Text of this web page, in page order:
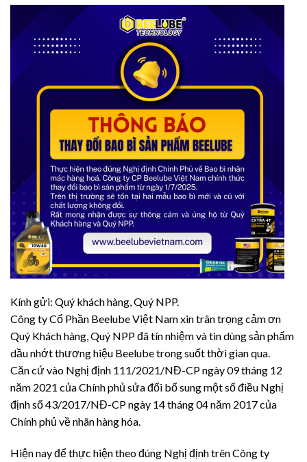
Kính gửi: Quý khách hàng, Quý NPP.
Công ty Cổ Phần Beelube Việt Nam xin trân trọng cảm ơn
Quý Khách hàng, Quý NPPđã tín nhiệm và tin dùng sản phẩm
dầu nhớt thương hiệu Beelube trong suốt thời gianqua.
Căn cứ vào Nghị định 111/2021/NĐ-CP ngày 09 tháng 12
năm 2021 của Chính phủ sửađổi bổ sung một số điều Nghị
định số 43/2017/NĐ-CP ngày 14 tháng 04 năm 2017 của
Chính phủ về nhãn hàng hóa.
Hiện nay để thực hiện theo đúng Nghị định trên Công ty